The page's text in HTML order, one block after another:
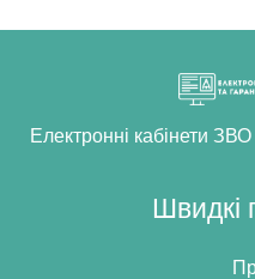
Електронні кабінети ЗВО
Швидкі